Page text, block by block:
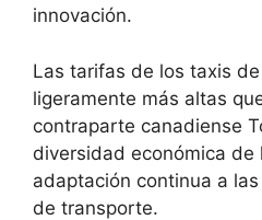
innovación.
Las tarifas de los taxis
ligeramente más altas
contraparte canadiense
diversidad económica de
adaptación continua a
de transporte.